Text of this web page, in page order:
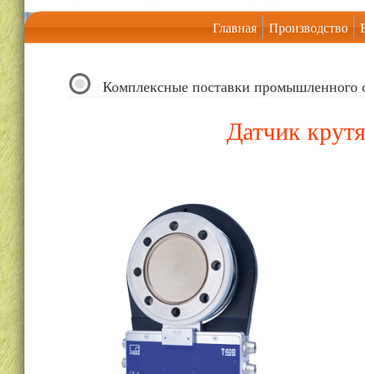
Главная Производство
Комплексные поставки промышленного
Датчик